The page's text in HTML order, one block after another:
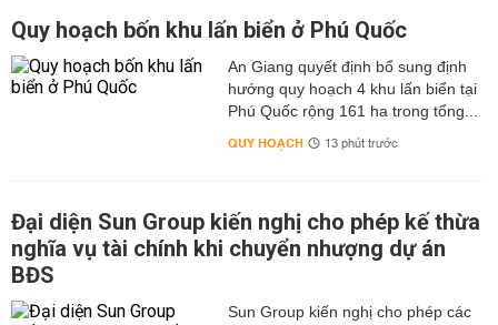
Quy hoạch bốn khu lấn biển ở Phú Quốc
An Giang quyết định bổ sung định
hướng quy hoạch 4 khu lấn biển tại
Phú Quốc rộng 161 ha trong tổng...
QUY HOẠCH 13 phút trước
Đại diện Sun Group kiến nghị cho phép kế thừa
nghĩa vụ tài chính khi chuyển nhượng dự án
BĐS
Sun Group kiến nghị cho phép các